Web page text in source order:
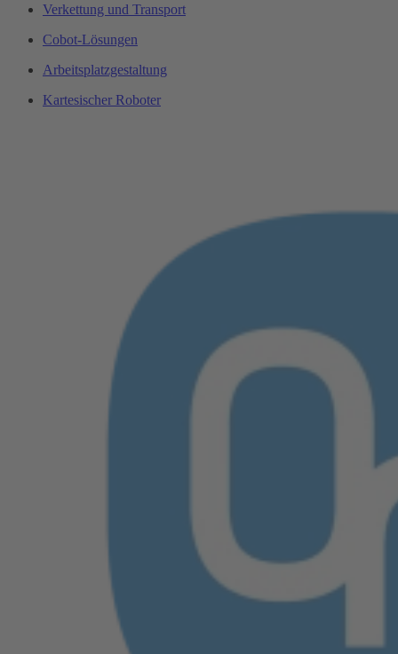
Verkettung und Transport
Cobot-Lösungen
Arbeitsplatzgestaltung
Kartesischer Roboter